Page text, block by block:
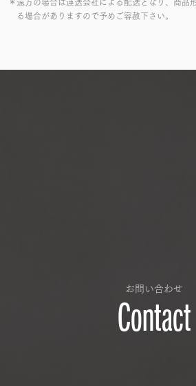
る場合がありますので予めご容赦下さい。
お問い合わせ
Contact